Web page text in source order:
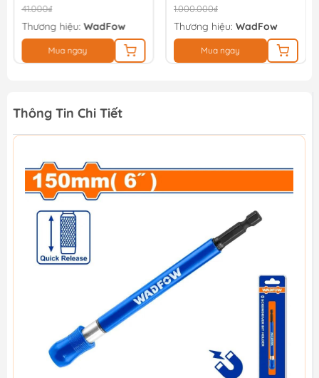
41.000₫
Thương hiệu: WadFow
Mua ngay
1.000.000₫
Thương hiệu: WadFow
Mua ngay
Thông Tin Chi Tiết